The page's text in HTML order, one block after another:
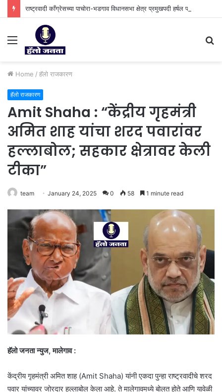
Menu
Home / हॅलो राजकारण
हॅलो राजकारण
Amit Shaha : “केंद्रीय गृहमंत्री
अमित शाह यांचा शरद पवारांवर
हल्लाबोल; सहकार क्षेत्रावर केली
टीका”
team January 24, 2025 0 58 1 minute read
हॅलो जनता न्युज, मालेगाव :
केंद्रीय गृहमंत्री अमित शाह (Amit Shaha) यांनी एकदा पुन्हा राष्ट्रवादीचे शरद
पवार यांच्यावर जोरदार हल्लाबोल केला आहे. ते मालेगावमध्ये बोलत होते आणि यावेळी